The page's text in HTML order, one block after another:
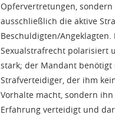
Opfervertretungen,
ausschließlich die aktive
Beschuldigten/Angeklagten.
Sexualstrafrecht polarisiert
stark; der Mandant benötigt
Strafverteidiger, der ihm
Vorhalte macht, sondern
Erfahrung verteidigt und